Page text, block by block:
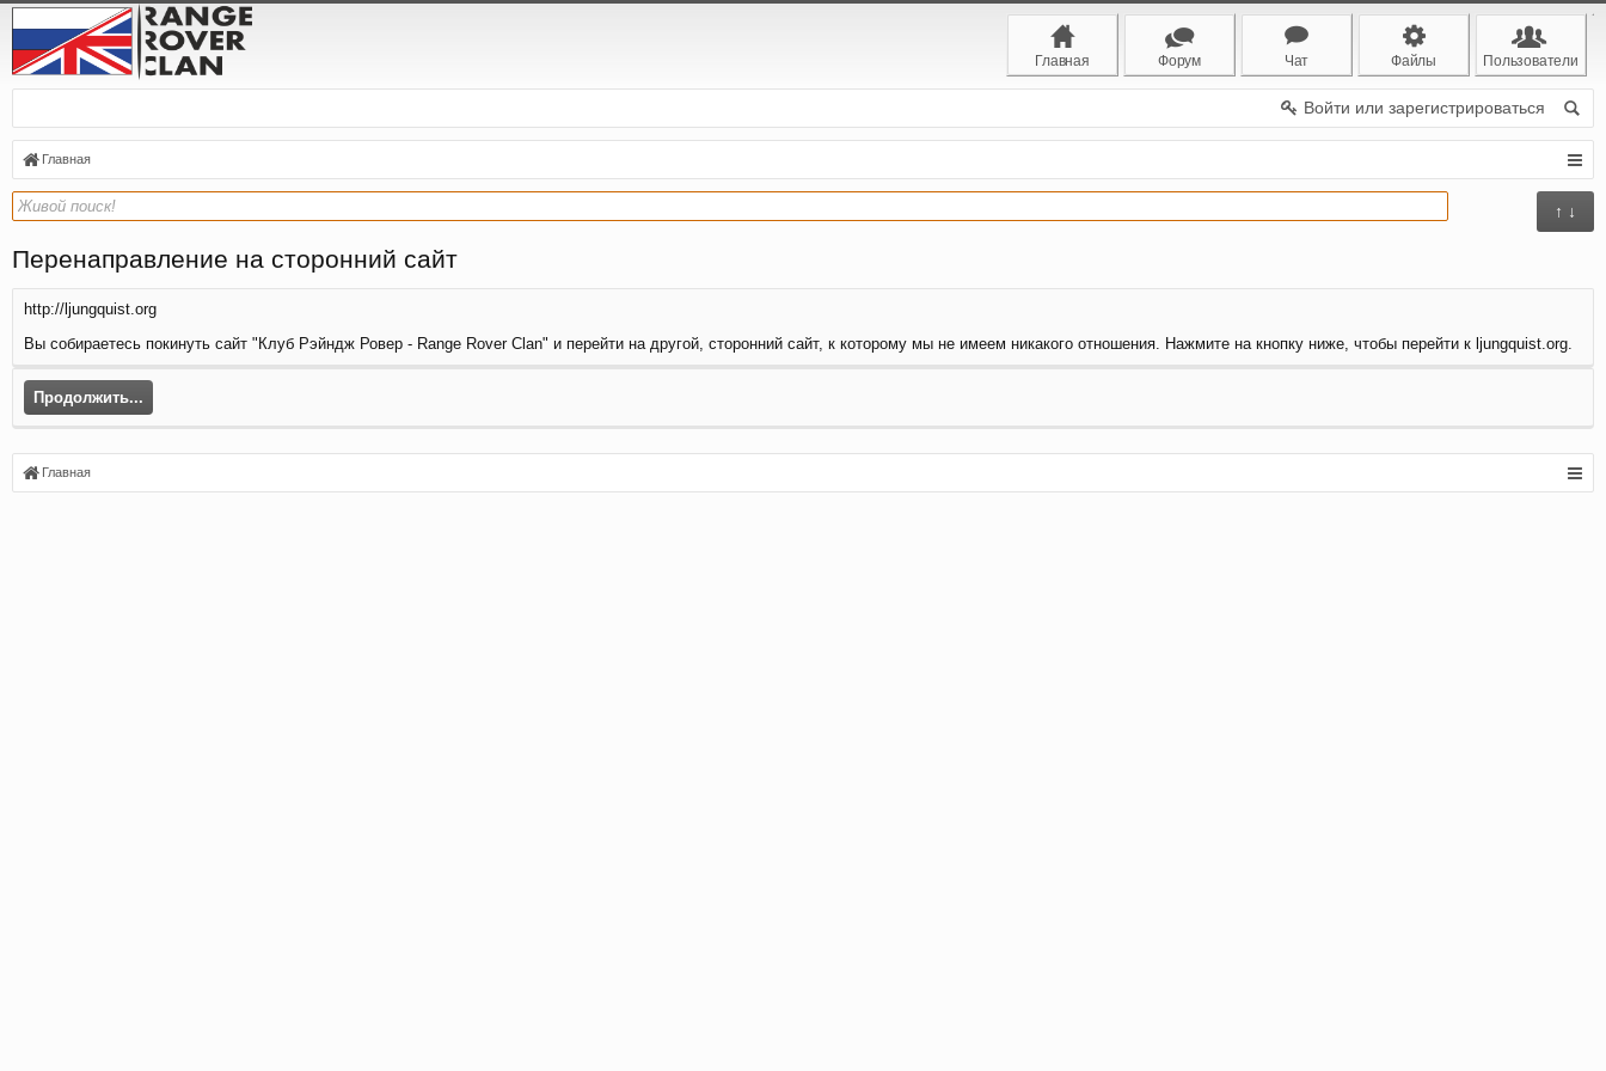
Главная Форум Чат Файлы Пользователи
Войти или зарегистрироваться
Главная
↑ ↓
Перенаправление на сторонний сайт
http://ljungquist.org
Вы собираетесь покинуть сайт "Клуб Рэйндж Ровер - Range Rover Clan" и перейти на другой, сторонний сайт, к которому мы не имеем никакого отношения. Нажмите на кнопку ниже, чтобы перейти к ljungquist.org.
Продолжить...
Главная